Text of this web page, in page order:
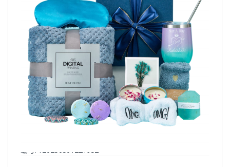
编号: Y20250501221952